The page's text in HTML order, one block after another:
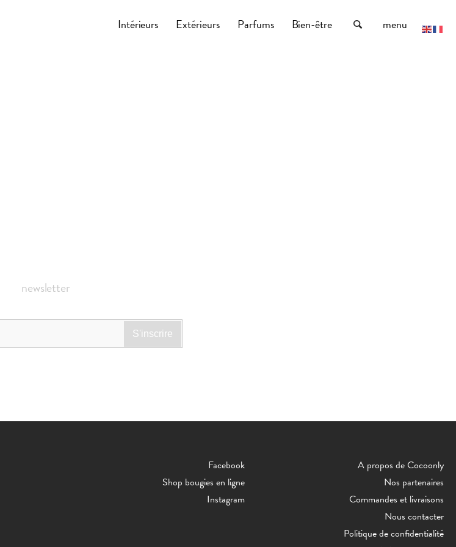
Intérieurs Extérieurs Parfums Bien-être menu
newsletter
Facebook
Shop bougies en ligne
Instagram
A propos de Cocoonly
Nos partenaires
Commandes et livraisons
Nous contacter
Politique de confidentialité